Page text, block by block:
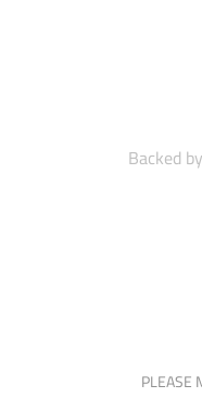
Backed
PLEASE